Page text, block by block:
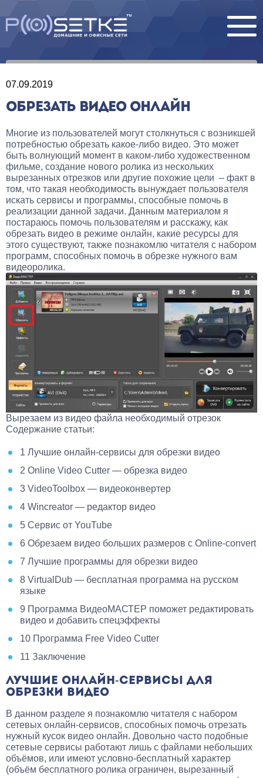
07.09.2019
ОБРЕЗАТЬ ВИДЕО ОНЛАЙН
Многие из пользователей могут столкнуться с возникшей
потребностью обрезать какое-либо видео. Это может
быть волнующий момент в каком-либо художественном
фильме, создание нового ролика из нескольких
вырезанных отрезков или другие похожие цели – факт в
том, что такая необходимость вынуждает пользователя
искать сервисы и программы, способные помочь в
реализации данной задачи. Данным материалом я
постараюсь помочь пользователям и расскажу, как
обрезать видео в режиме онлайн, какие ресурсы для
этого существуют, также познакомлю читателя с набором
программ, способных помочь в обрезке нужного вам
видеоролика.
Вырезаем из видео файла необходимый отрезок
Содержание статьи:
1 Лучшие онлайн-сервисы для обрезки видео
2 Online Video Cutter — обрезка видео
3 VideoToolbox — видеоконвертер
4 Wincreator — редактор видео
5 Сервис от YouTube
6 Обрезаем видео больших размеров с Online-convert
7 Лучшие программы для обрезки видео
8 VirtualDub — бесплатная программа на русском
языке
9 Программа ВидеоМАСТЕР поможет редактировать
видео и добавить спецэффекты
10 Программа Free Video Cutter
11 Заключение
ЛУЧШИЕ ОНЛАЙН-СЕРВИСЫ ДЛЯ
ОБРЕЗКИ ВИДЕО
В данном разделе я познакомлю читателя с набором
сетевых онлайн-сервисов, способных помочь отрезать
нужный кусок видео онлайн. Довольно часто подобные
сетевые сервисы работают лишь с файлами небольших
объёмов, или имеют условно-бесплатный характер
(объём бесплатного ролика ограничен, вырезанный